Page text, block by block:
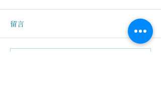
留言